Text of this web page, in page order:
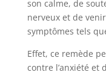
son calme, de
nerveux et de
symptômes tels
Effet, ce remède
contre l’anxiété et